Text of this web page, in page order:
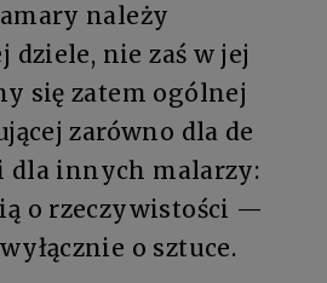
należy
dziele, nie zaś w jej
się zatem ogólnej
zarówno dla de
dla innych malarzy:
o rzeczywistości —
o sztuce.